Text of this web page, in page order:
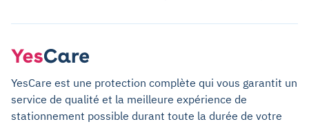
YesCare est une protection complète qui vous garantit un
service de qualité et la meilleure expérience de
stationnement possible durant toute la durée de votre